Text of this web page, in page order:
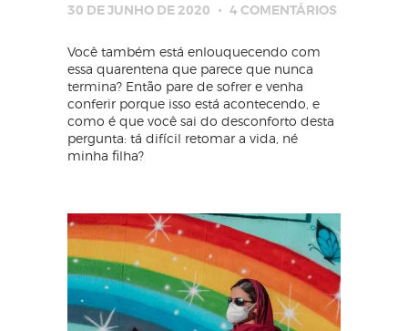
30 DE JUNHO DE 2020 4 COMENTÁRIOS
Você também está enlouquecendo com
essa quarentena que parece que nunca
termina? Então pare de sofrer e venha
conferir porque isso está acontecendo, e
como é que você sai do desconforto desta
pergunta: tá difícil retomar a vida, né
minha filha?